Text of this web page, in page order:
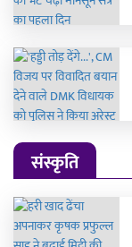
संस्कृति